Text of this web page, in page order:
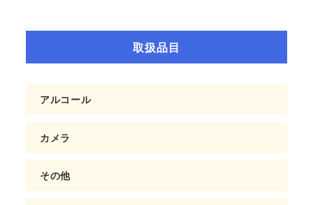
取扱品目
アルコール
カメラ
その他